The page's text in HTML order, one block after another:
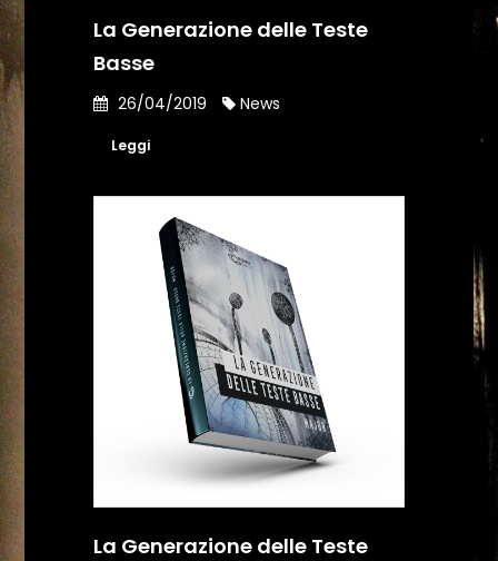
La Generazione delle Teste
Basse
26/04/2019 News
Leggi
La Generazione delle Teste